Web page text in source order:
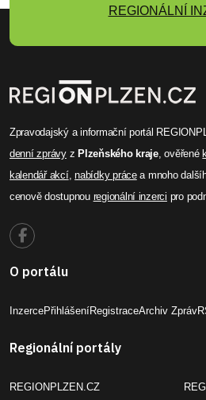
REGIONÁLNÍ
Zpravodajský a informační portál
denní zprávyz Plzeňského kraje, ověřené
kalendář akcí,nabídky prácea mnoho
cenově dostupnou regionální inzerci pro
O portálu
InzercePřihlášeníRegistraceArchiv Zpráv
Regionální portály
REGIONPLZEN.CZ